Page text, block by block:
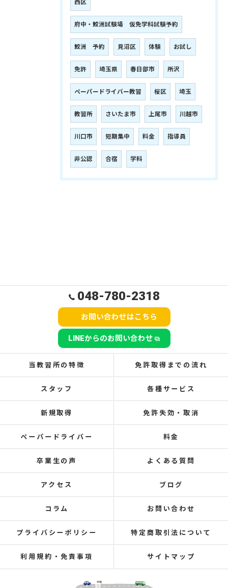
西区
府中・鮫洲試験場 仮免学科試験予約
鮫洲 予約 見沼区 体験 お試し
免許 埼玉県 春日部市 所沢
ペーパードライバー教習 桜区 埼玉
教習所 さいたま市 上尾市 川越市
川口市 短期集中 料金 指導員
非公認 合宿 学科
048-780-2318
お問い合わせはこちら
LINEからのお問い合わせ
当教習所の特徴 免許取得までの流れ
スタッフ 各種サービス
新規取得 免許失効・取消
ペーパードライバー 料金
卒業生の声 よくある質問
アクセス ブログ
コラム お問い合わせ
プライバシーポリシー 特定商取引法について
利用規約・免責事項 サイトマップ